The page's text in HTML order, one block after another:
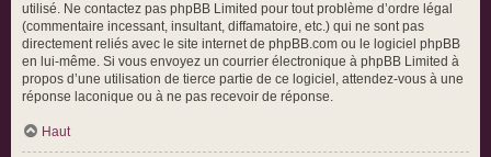
utilisé. Ne contactez pas phpBB Limited pour tout problème d’ordre légal
(commentaire incessant, insultant, diffamatoire, etc.) qui ne sont pas
directement reliés avec le site internet de phpBB.com ou le logiciel phpBB
en lui-même. Si vous envoyez un courrier électronique à phpBB Limited à
propos d’une utilisation de tierce partie de ce logiciel, attendez-vous à une
réponse laconique ou à ne pas recevoir de réponse.
Haut